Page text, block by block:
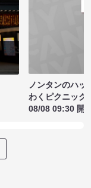
ノンタンのハッ
わくピクニック
08/08 09:30 開